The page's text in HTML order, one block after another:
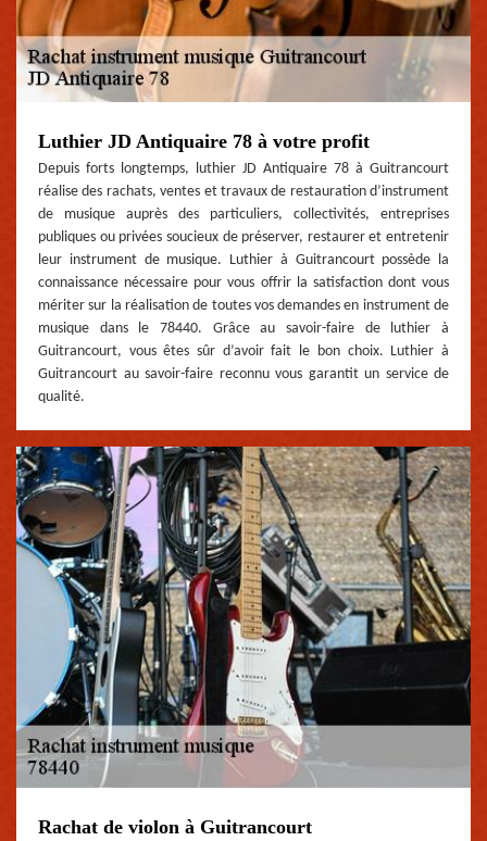
Luthier JD Antiquaire 78 à votre profit
Depuis forts longtemps, luthier JD Antiquaire 78 à Guitrancourt
réalise des rachats, ventes et travaux de restauration d’instrument
de musique auprès des particuliers, collectivités, entreprises
publiques ou privées soucieux de préserver, restaurer et entretenir
leur instrument de musique. Luthier à Guitrancourt possède la
connaissance nécessaire pour vous offrir la satisfaction dont vous
mériter sur la réalisation de toutes vos demandes en instrument de
musique dans le 78440. Grâce au savoir-faire de luthier à
Guitrancourt, vous êtes sûr d’avoir fait le bon choix. Luthier à
Guitrancourt au savoir-faire reconnu vous garantit un service de
qualité.
Rachat de violon à Guitrancourt